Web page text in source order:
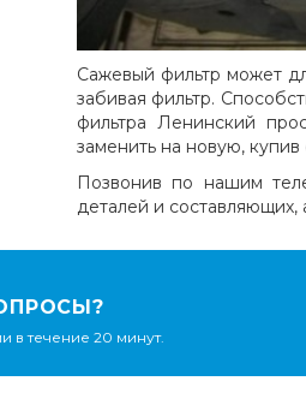
Сажевый фильтр может
забивая фильтр.
фильтра Ленинский
заменить на новую,
Позвонив по нашим
деталей и
в течение 20 минут.